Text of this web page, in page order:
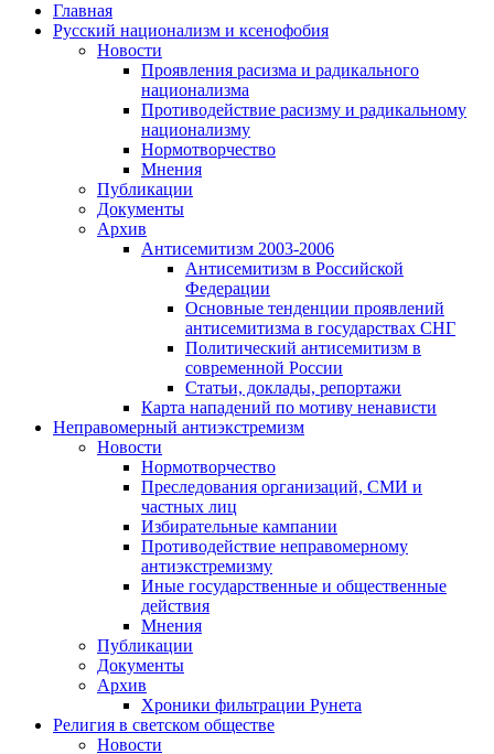
Главная
Русский национализм и ксенофобия
Новости
Проявления расизма и радикального
национализма
Противодействие расизму и радикальному
национализму
Нормотворчество
Мнения
Публикации
Документы
Архив
Антисемитизм 2003-2006
Антисемитизм в Российской
Федерации
Основные тенденции проявлений
антисемитизма в государствах СНГ
Политический антисемитизм в
современной России
Статьи, доклады, репортажи
Карта нападений по мотиву ненависти
Неправомерный антиэкстремизм
Новости
Нормотворчество
Преследования организаций, СМИ и
частных лиц
Избирательные кампании
Противодействие неправомерному
антиэкстремизму
Иные государственные и общественные
действия
Мнения
Публикации
Документы
Архив
Хроники фильтрации Рунета
Религия в светском обществе
Новости